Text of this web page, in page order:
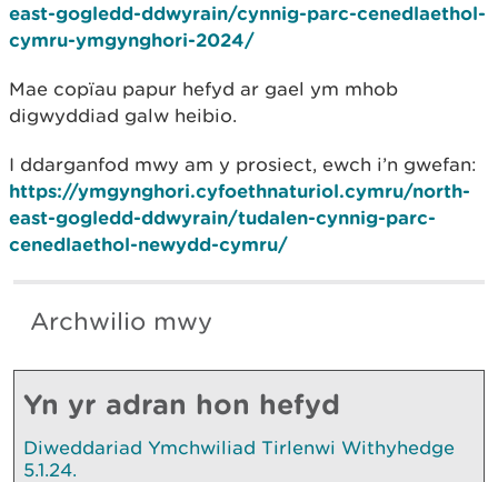
east-gogledd-ddwyrain/cynnig-parc-cenedlaethol-
cymru-ymgynghori-2024/
Mae copïau papur hefyd ar gael ym mhob
digwyddiad galw heibio.
I ddarganfod mwy am y prosiect, ewch i’n gwefan:
https://ymgynghori.cyfoethnaturiol.cymru/north-
east-gogledd-ddwyrain/tudalen-cynnig-parc-
cenedlaethol-newydd-cymru/
Archwilio mwy
Yn yr adran hon hefyd
Diweddariad Ymchwiliad Tirlenwi Withyhedge
5.1.24.